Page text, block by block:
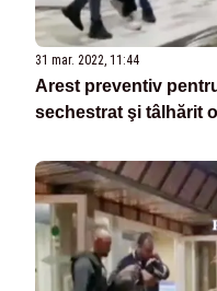
31 mar. 2022, 11:44
Arest preventiv
sechestrat şi tâlhărit